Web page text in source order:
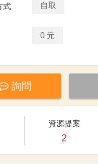
式 自取
0 元
詢問
資源提案
2